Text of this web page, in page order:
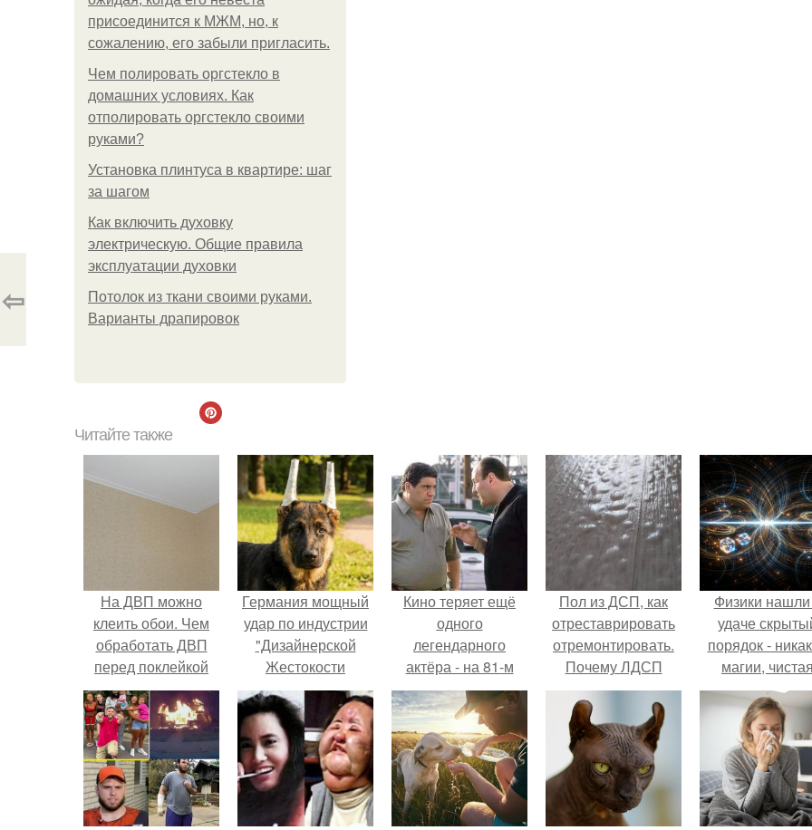
присоединится к МЖМ, но, к
сожалению, его забыли пригласить.
Чем полировать оргстекло в
домашних условиях. Как
отполировать оргстекло своими
руками?
Установка плинтуса в квартире: шаг
за шагом
Как включить духовку
электрическую. Общие правила
эксплуатации духовки
Потолок из ткани своими руками.
Варианты драпировок
⇦
Читайте также
На ДВП можно
клеить обои. Чем
обработать ДВП
перед поклейкой
обоев?
Германия мощный
удар по индустрии
"Дизайнерской
Жестокости
нанесла".
Кино теряет ещё
одного
легендарного
актёра - на 81-м
году жизни не стало
Винсента пасторе.
Пол из ДСП, как
отреставрировать
отремонтировать.
Почему ЛДСП
вздувается от влаги
и как этого
избежать
Физики
удаче
порядок -
магии,
квантовая
механика.